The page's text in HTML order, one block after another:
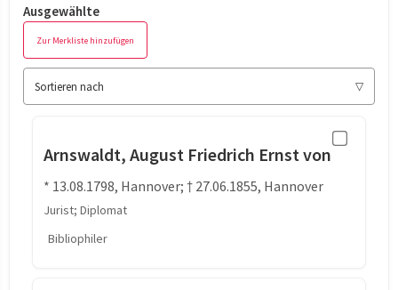
Ausgewählte
Zur Merkliste hinzufügen
Sortieren nach
Arnswaldt, August Friedrich Ernst von
* 13.08.1798, Hannover; † 27.06.1855, Hannover
Jurist; Diplomat
Bibliophiler